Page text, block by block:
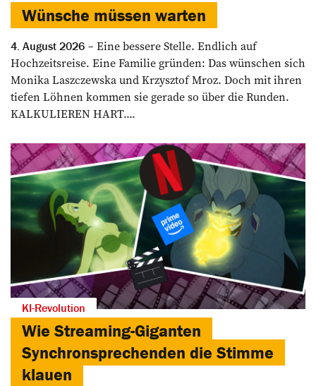
Wünsche müssen warten
4. August 2026
Eine bessere Stelle. Endlich auf
Hochzeitsreise. Eine Familie gründen: Das wünschen sich
Monika Laszczewska und Krzysztof Mroz. Doch mit ihren
tiefen Löhnen kommen sie gerade so über die Runden.
KALKULIEREN HART....
KI-Revolution
Wie Streaming-Giganten
Synchronsprechenden die Stimme
klauen